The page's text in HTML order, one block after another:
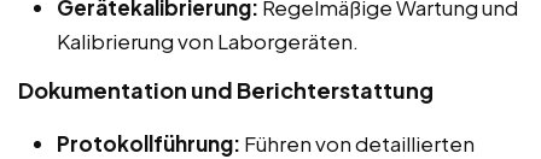
Gerätekalibrierung: Regelmäßige Wartung und
Kalibrierung von Laborgeräten.
Dokumentation und Berichterstattung
Protokollführung: Führen von detaillierten